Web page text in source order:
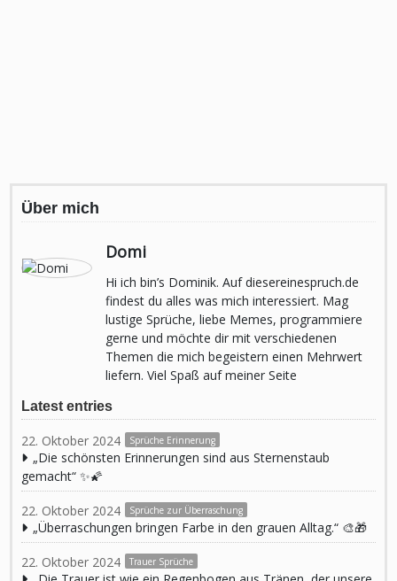
Über mich
Domi
Hi ich bin’s Dominik. Auf diesereinespruch.de
findest du alles was mich interessiert. Mag
lustige Sprüche, liebe Memes, programmiere
gerne und möchte dir mit verschiedenen
Themen die mich begeistern einen Mehrwert
liefern. Viel Spaß auf meiner Seite
Latest entries
22. Oktober 2024 Sprüche Erinnerung
„Die schönsten Erinnerungen sind aus Sternenstaub
gemacht“ ✨🌠
22. Oktober 2024 Sprüche zur Überraschung
„Überraschungen bringen Farbe in den grauen Alltag.“ 🎨🎁
22. Oktober 2024 Trauer Sprüche